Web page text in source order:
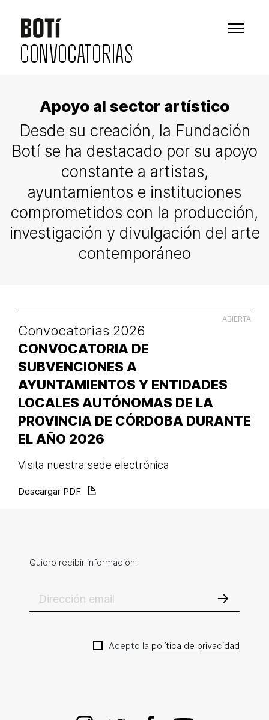
CONVOCATORIAS
Apoyo al sector artístico
Desde su creación, la Fundación
Botí se ha destacado por su apoyo
constante a artistas,
ayuntamientos e instituciones
comprometidos con la producción,
investigación y divulgación del arte
contemporáneo
ABIERTA
Convocatorias 2026
CONVOCATORIA DE
SUBVENCIONES A
AYUNTAMIENTOS Y ENTIDADES
LOCALES AUTÓNOMAS DE LA
PROVINCIA DE CÓRDOBA DURANTE
EL AÑO 2026
Visita nuestra sede electrónica
Descargar PDF
Quiero recibir información:
Acepto la política de privacidad